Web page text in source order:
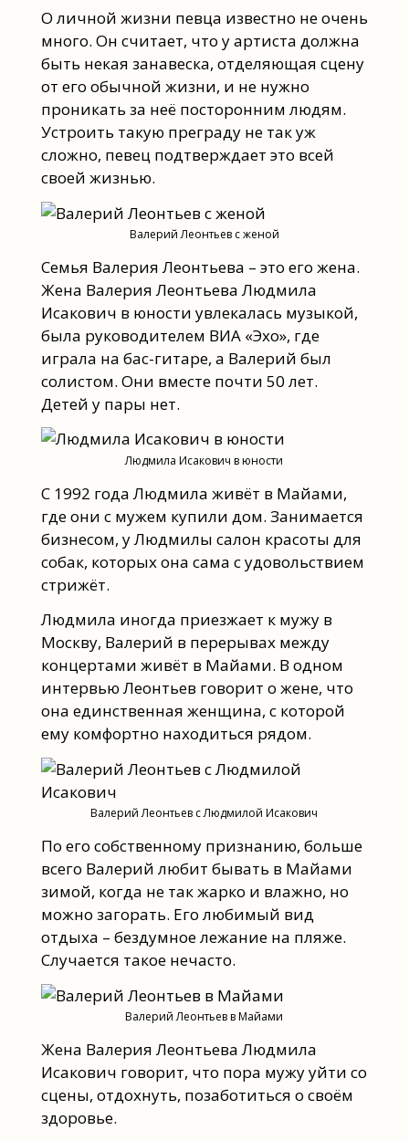
О личной жизни певца известно не очень
много. Он считает, что у артиста должна
быть некая занавеска, отделяющая сцену
от его обычной жизни, и не нужно
проникать за неё посторонним людям.
Устроить такую преграду не так уж
сложно, певец подтверждает это всей
своей жизнью.
Валерий Леонтьев с женой
Семья Валерия Леонтьева – это его жена.
Жена Валерия Леонтьева Людмила
Исакович в юности увлекалась музыкой,
была руководителем ВИА «Эхо», где
играла на бас-гитаре, а Валерий был
солистом. Они вместе почти 50 лет.
Детей у пары нет.
Людмила Исакович в юности
С 1992 года Людмила живёт в Майами,
где они с мужем купили дом. Занимается
бизнесом, у Людмилы салон красоты для
собак, которых она сама с удовольствием
стрижёт.
Людмила иногда приезжает к мужу в
Москву, Валерий в перерывах между
концертами живёт в Майами. В одном
интервью Леонтьев говорит о жене, что
она единственная женщина, с которой
ему комфортно находиться рядом.
Валерий Леонтьев с Людмилой Исакович
По его собственному признанию, больше
всего Валерий любит бывать в Майами
зимой, когда не так жарко и влажно, но
можно загорать. Его любимый вид
отдыха – бездумное лежание на пляже.
Случается такое нечасто.
Валерий Леонтьев в Майами
Жена Валерия Леонтьева Людмила
Исакович говорит, что пора мужу уйти со
сцены, отдохнуть, позаботиться о своём
здоровье.